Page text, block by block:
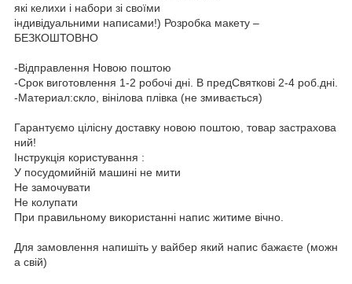
які келихи і набори зі своїми
індивідуальними написами!) Розробка макету –
БЕЗКОШТОВНО
-Відправлення Новою поштою
-Срок виготовлення 1-2 робочі дні. В предСвяткові 2-4 роб.дні.
-Материал:скло, вінілова плівка (не змивається)
Гарантуємо цілісну доставку новою поштою, товар застрахова
ний!
Інструкція користування :
У посудомийній машині не мити
Не замочувати
Не колупати
При правильному використанні напис житиме вічно.
Для замовлення напишіть у вайбер який напис бажаєте (можн
а свій)